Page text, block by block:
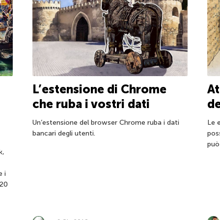
i
L’estensione di Chrome
che ruba i vostri dati
Un’estensione del browser Chrome ruba i dati
bancari degli utenti.
Le